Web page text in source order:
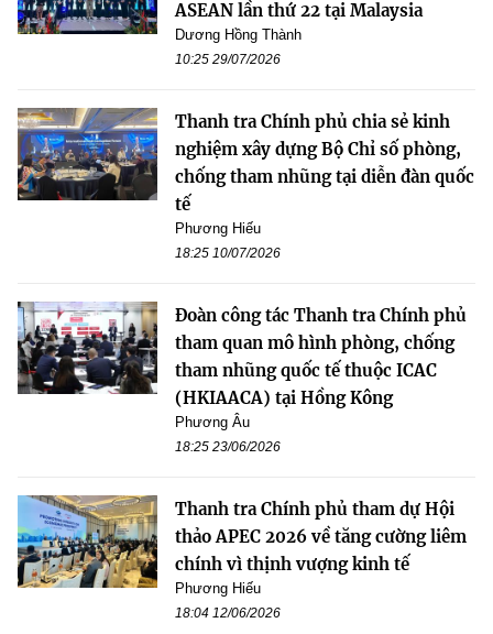
ASEAN lần thứ 22 tại Malaysia
Dương Hồng Thành
10:25 29/07/2026
Thanh tra Chính phủ chia sẻ kinh
nghiệm xây dựng Bộ Chỉ số phòng,
chống tham nhũng tại diễn đàn quốc
tế
Phương Hiếu
18:25 10/07/2026
Đoàn công tác Thanh tra Chính phủ
tham quan mô hình phòng, chống
tham nhũng quốc tế thuộc ICAC
(HKIAACA) tại Hồng Kông
Phương Âu
18:25 23/06/2026
Thanh tra Chính phủ tham dự Hội
thảo APEC 2026 về tăng cường liêm
chính vì thịnh vượng kinh tế
Phương Hiếu
18:04 12/06/2026